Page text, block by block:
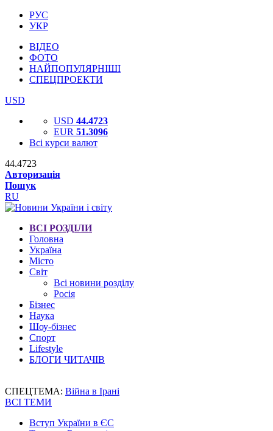
РУС
УКР
ВІДЕО
ФОТО
НАЙПОПУЛЯРНІШІ
СПЕЦПРОЕКТИ
USD
USD 44.4723
EUR 51.3096
Всі курси валют
44.4723
Авторизація
Пошук
RU
ВСІ РОЗДІЛИ
Головна
Україна
Місто
Світ
Всі новини розділу
Росія
Бізнес
Наука
Шоу-бізнес
Спорт
Lifestyle
БЛОГИ ЧИТАЧІВ
СПЕЦТЕМА: Війна в Ірані
ВСІ ТЕМИ
Вступ України в ЄС